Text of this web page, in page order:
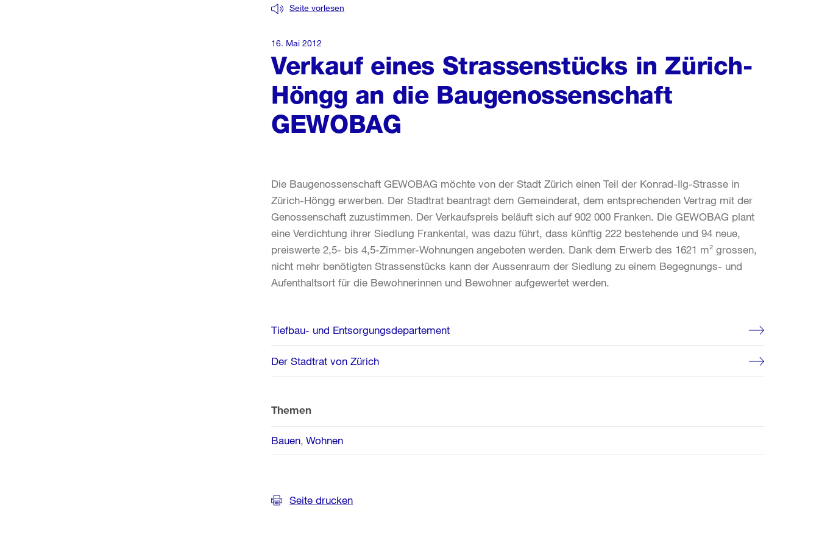
Verkauf eines Strassenstücks in Zürich-
Höngg an die Baugenossenschaft
GEWOBAG
Seite vorlesen
16. Mai 2012
Die Baugenossenschaft GEWOBAG möchte von der Stadt Zürich einen Teil der Konrad-Ilg-Strasse in
Zürich-Höngg erwerben. Der Stadtrat beantragt dem Gemeinderat, dem entsprechenden Vertrag mit der
Genossenschaft zuzustimmen. Der Verkaufspreis beläuft sich auf 902 000 Franken. Die GEWOBAG plant
eine Verdichtung ihrer Siedlung Frankental, was dazu führt, dass künftig 222 bestehende und 94 neue,
preiswerte 2,5- bis 4,5-Zimmer-Wohnungen angeboten werden. Dank dem Erwerb des 1621 m² grossen,
nicht mehr benötigten Strassenstücks kann der Aussenraum der Siedlung zu einem Begegnungs- und
Aufenthaltsort für die Bewohnerinnen und Bewohner aufgewertet werden.
Weitere
Informationen
Tiefbau- und Entsorgungsdepartement
Der Stadtrat von Zürich
Themen
Bauen Wohnen
Seite drucken